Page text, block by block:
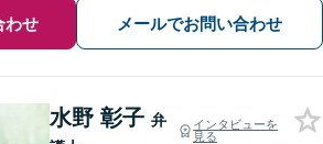
わせ メールでお問い合わせ
水野 彰子 弁
インタビューを
見る